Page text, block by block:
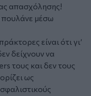
απασχόλησης!
πουλάνε μέσω
είναι ότι γι’
δείχνουν να
τους και δεν τους
ως